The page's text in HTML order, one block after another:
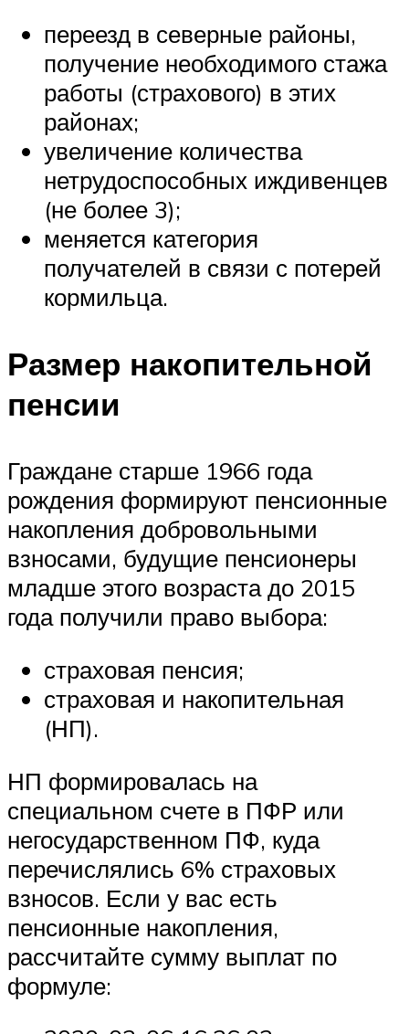
переезд в северные районы,
получение необходимого стажа
работы (страхового) в этих
районах;
увеличение количества
нетрудоспособных иждивенцев
(не более 3);
меняется категория
получателей в связи с потерей
кормильца.
Размер накопительной
пенсии
Граждане старше 1966 года
рождения формируют пенсионные
накопления добровольными
взносами, будущие пенсионеры
младше этого возраста до 2015
года получили право выбора:
страховая пенсия;
страховая и накопительная
(НП).
НП формировалась на
специальном счете в ПФР или
негосударственном ПФ, куда
перечислялись 6% страховых
взносов. Если у вас есть
пенсионные накопления,
рассчитайте сумму выплат по
формуле: